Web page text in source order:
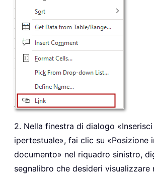
2. Nella finestra di dialogo
ipertestuale», fai clic su «Posizione
documento» nel riquadro sinistro,
segnalibro che desideri visualizzare